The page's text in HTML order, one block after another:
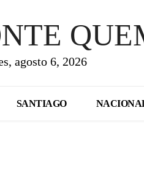
agosto 6, 2026
SANTIAGO